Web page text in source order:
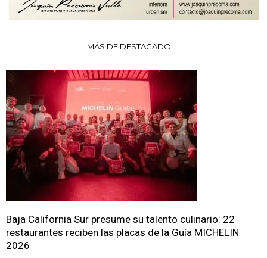
MÁS DE DESTACADO
Baja California Sur presume su talento culinario: 22
restaurantes reciben las placas de la Guía MICHELIN
2026